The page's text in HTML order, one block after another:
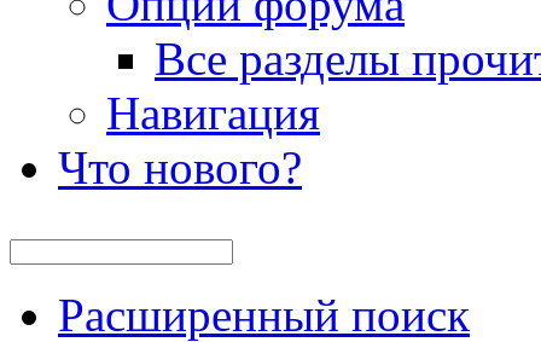
Все разделы
Навигация
Что нового?
Расширенный поиск